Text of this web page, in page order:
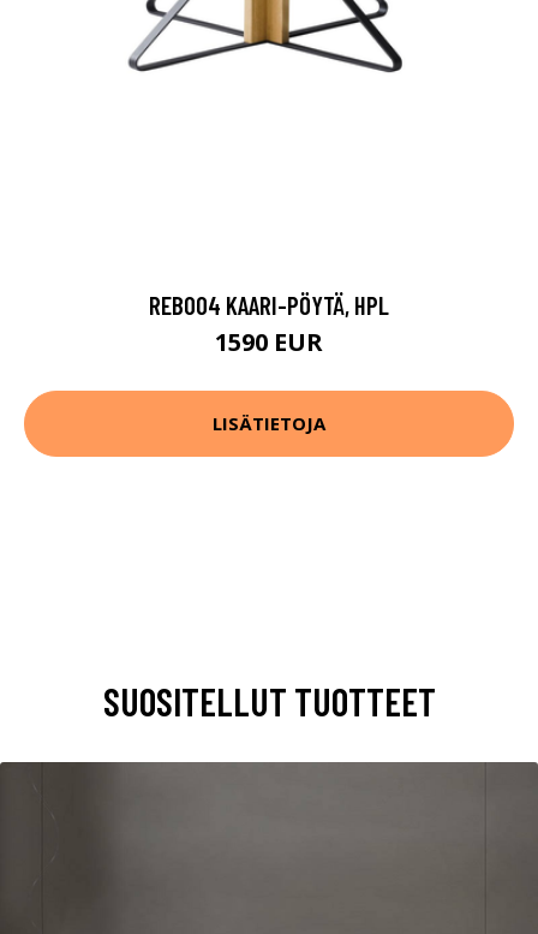
REB004 KAARI-PÖYTÄ, HPL
1590 EUR
LISÄTIETOJA
SUOSITELLUT TUOTTEET